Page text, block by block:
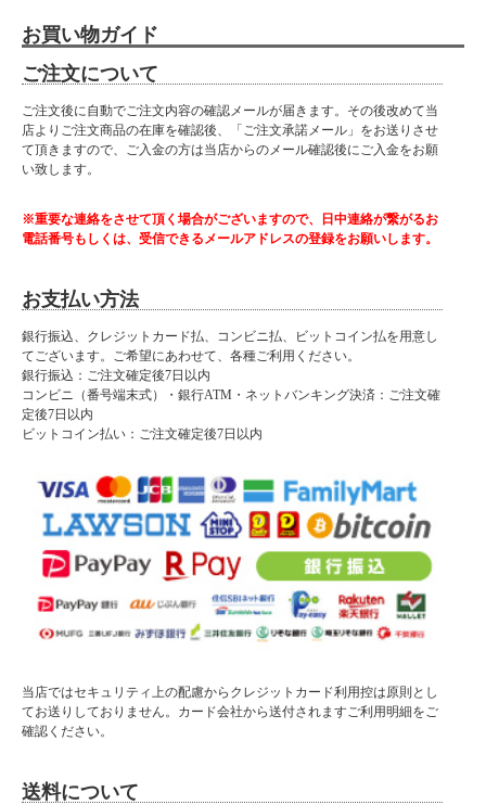
■ 送料無料にて配達 ■
※対象地域でお選びいただけなかった場合でも、送料を加算させていただきます。
ご了承ください。
幅79.5cm×奥行56cm×高さ183cm
お買い物ガイド
ご注文について
ご注文後に自動でご注文内容の確認メールが届きます。その後改めて当
店よりご注文商品の在庫を確認後、「ご注文承諾メール」をお送りさせ
て頂きますので、ご入金の方は当店からのメール確認後にご入金をお願
い致します。
※重要な連絡をさせて頂く場合がございますので、日中連絡が繋がるお
電話番号もしくは、受信できるメールアドレスの登録をお願いします。
お支払い方法
銀行振込、クレジットカード払、コンビニ払、ビットコイン払を用意し
てございます。ご希望にあわせて、各種ご利用ください。
銀行振込：ご注文確定後7日以内
コンビニ（番号端末式）・銀行ATM・ネットバンキング決済：ご注文確
定後7日以内
ビットコイン払い：ご注文確定後7日以内
当店ではセキュリティ上の配慮からクレジットカード利用控は原則とし
てお送りしておりません。カード会社から送付されますご利用明細をご
確認ください。
送料について